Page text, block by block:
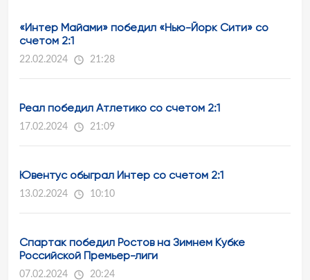
«Интер Майами» победил «Нью-Йорк Сити» со
счетом 2:1
22.02.2024 21:28
Реал победил Атлетико со счетом 2:1
17.02.2024 21:09
Ювентус обыграл Интер со счетом 2:1
13.02.2024 10:10
Спартак победил Ростов на Зимнем Кубке
Российской Премьер-лиги
07.02.2024 20:24